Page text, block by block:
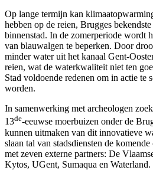
Op lange termijn kan
hebben op de reien, Brugges
binnenstad. In de zomerperiode wordt
van blauwalgen te beperken. Door
minder water uit het kanaal Gent-
reien, wat de waterkwaliteit niet ten
Stad voldoende redenen om in actie te
worden.
In samenwerking met archeologen
13de-eeuwse moerbuizen onder de
kunnen uitmaken van dit innovatieve
slaan tal van stadsdiensten de
met zeven externe partners: De
Kytos, UGent, Sumaqua en Waterland.